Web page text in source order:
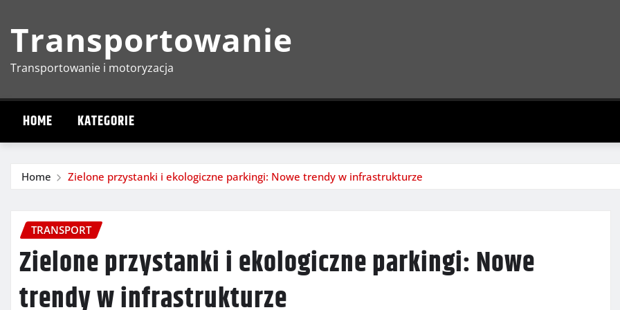
content
Transportowanie
Transportowanie i motoryzacja
HOME KATEGORIE
Home Zielone przystanki i ekologiczne parkingi: Nowe trendy w infrastrukturze
TRANSPORT
Zielone przystanki i ekologiczne parkingi: Nowe
trendy w infrastrukturze